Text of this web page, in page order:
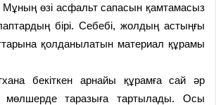
өзі асфальт сапасын қамтамасыз
бірі. Себебі, жолдың астыңғы
қолданылатын материал құрамы
бекіткен арнайы құрамға сай әр
мөлшерде таразыға тартылады. Осы